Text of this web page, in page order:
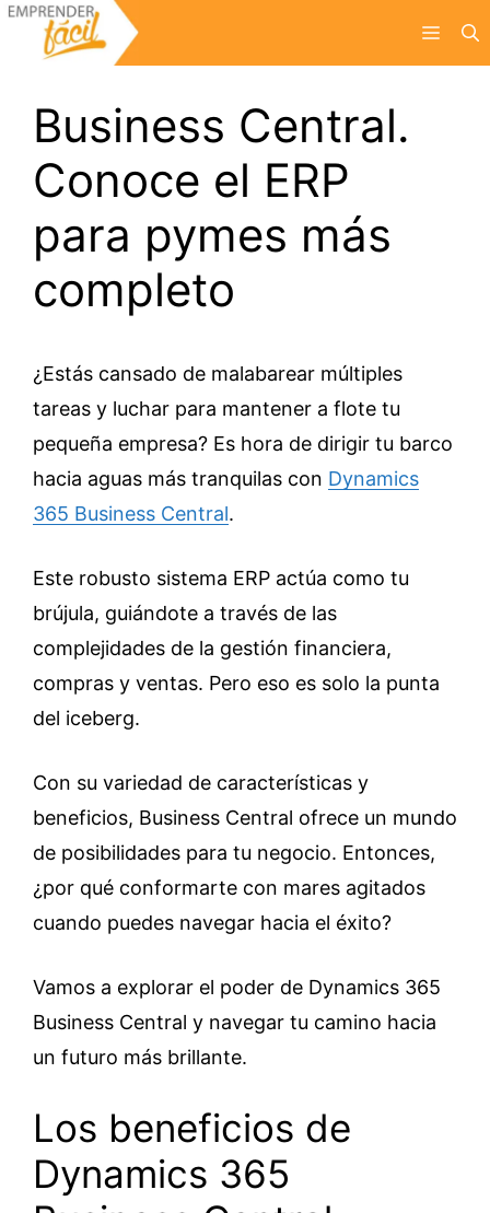
Saltar
Menú
Business Central.
Conoce el ERP
para pymes más
completo
¿Estás cansado de malabarear múltiples
tareas y luchar para mantener a flote tu
pequeña empresa? Es hora de dirigir tu barco
hacia aguas más tranquilas con Dynamics
365 Business Central.
Este robusto sistema ERP actúa como tu
brújula, guiándote a través de las
complejidades de la gestión financiera,
compras y ventas. Pero eso es solo la punta
del iceberg.
Con su variedad de características y
beneficios, Business Central ofrece un mundo
de posibilidades para tu negocio. Entonces,
¿por qué conformarte con mares agitados
cuando puedes navegar hacia el éxito?
Vamos a explorar el poder de Dynamics 365
Business Central y navegar tu camino hacia
un futuro más brillante.
Los beneficios de
Dynamics 365